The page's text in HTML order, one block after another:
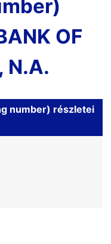
OF
N.A.
number) részletei